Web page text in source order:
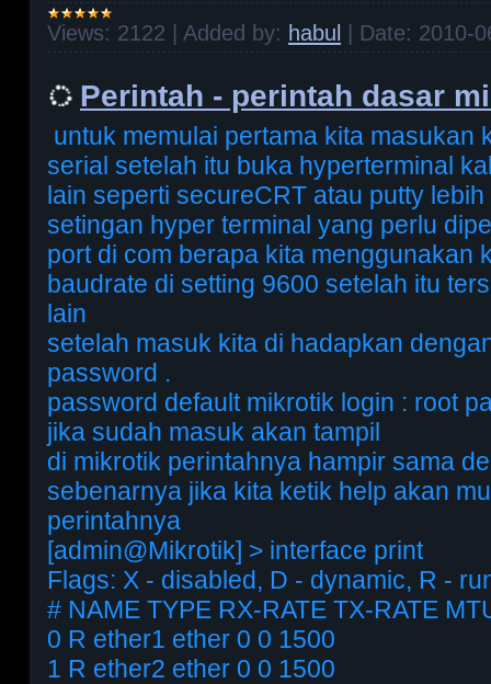
Views: 2122 | Added by: habul | Date: 2010-
Perintah - perintah dasar
untuk memulai pertama kita masukan
serial setelah itu buka hyperterminal
lain seperti secureCRT atau putty
setingan hyper terminal yang perlu
port di com berapa kita menggunakan
baudrate di setting 9600 setelah itu
lain
setelah masuk kita di hadapkan
password .
password default mikrotik login : root
jika sudah masuk akan tampil
di mikrotik perintahnya hampir sama
sebenarnya jika kita ketik help akan
perintahnya
[admin@Mikrotik] > interface print
Flags: X - disabled, D - dynamic, R -
# NAME TYPE RX-RATE TX-RATE
0 R ether1 ether 0 0 1500
1 R ether2 ether 0 0 1500